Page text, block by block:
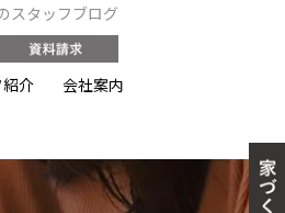
スタッフブログ
介 会社案内